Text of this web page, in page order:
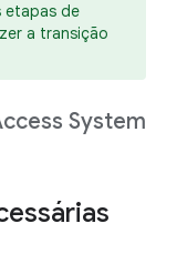
etapas de
a transição
System